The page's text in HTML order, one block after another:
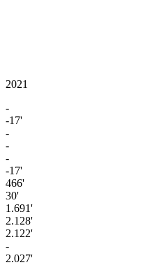
2021
-
-17'
-
-
-
-17'
466'
30'
1.691'
2.128'
2.122'
-
2.027'